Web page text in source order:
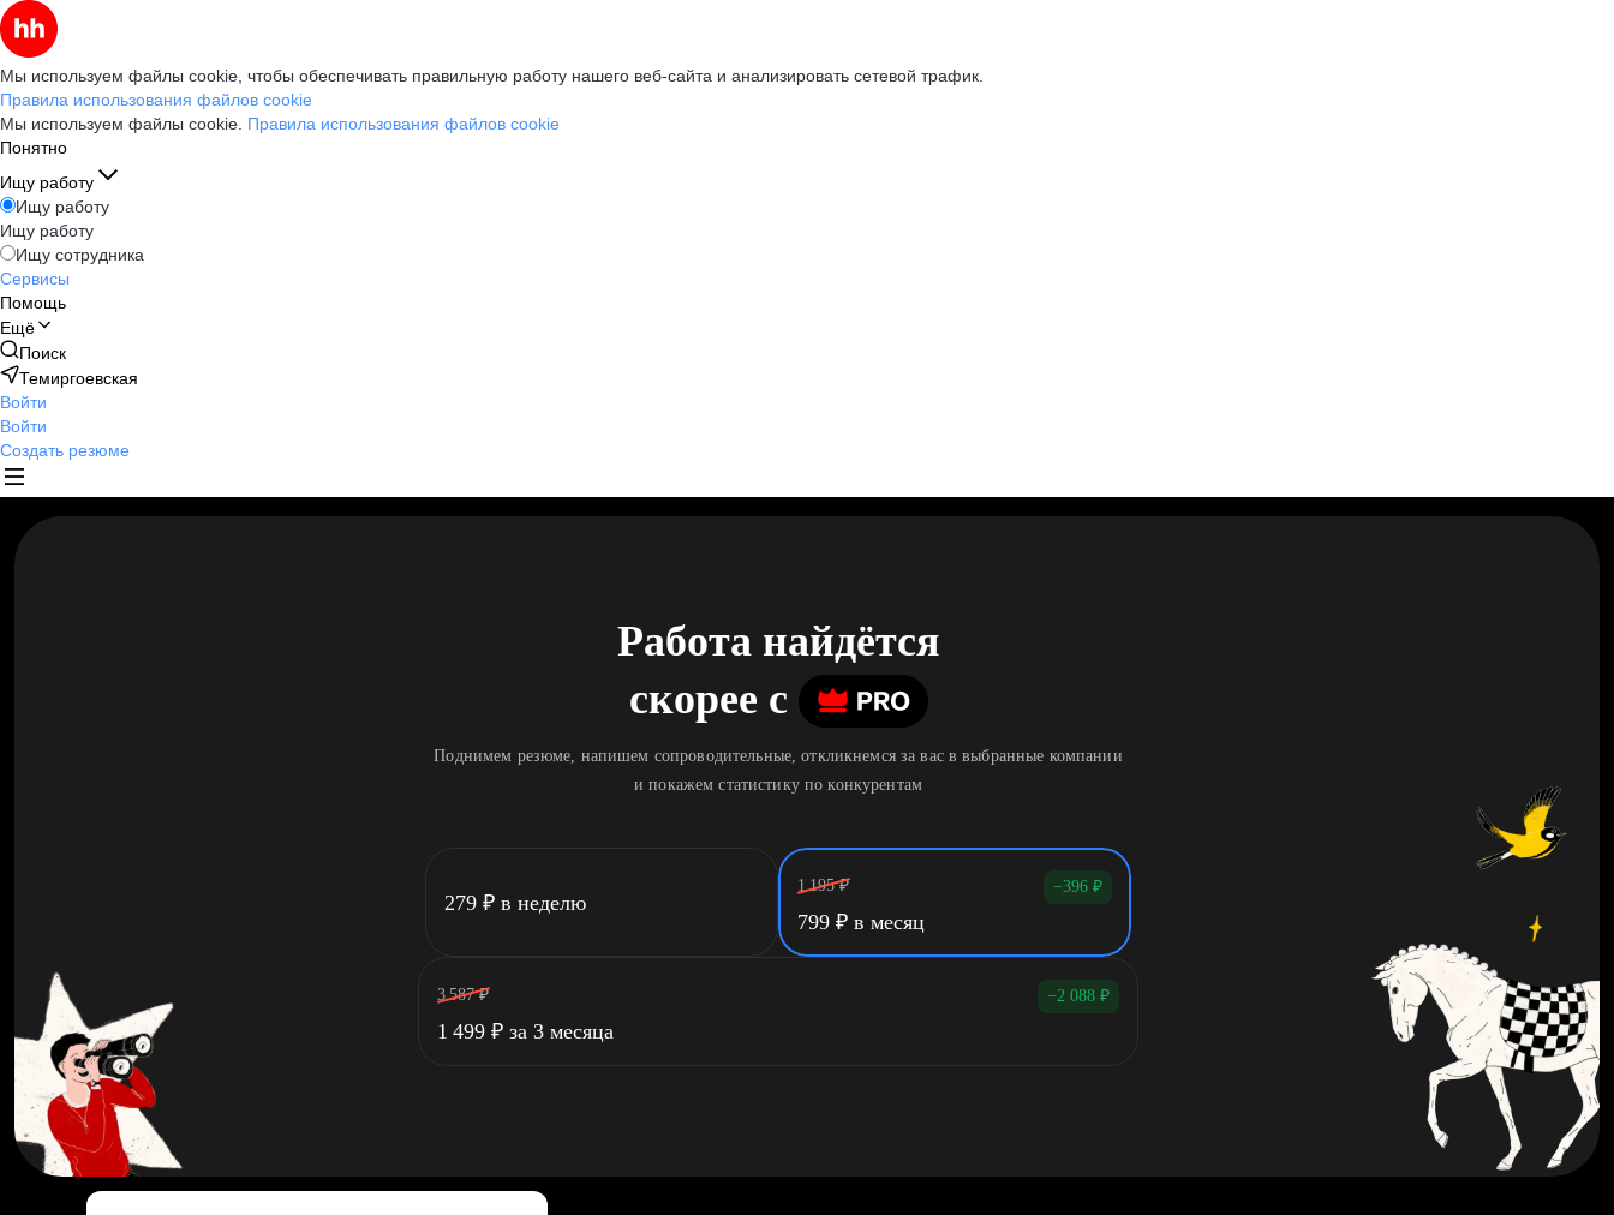
Мы используем файлы cookie, чтобы обеспечивать правильную работу нашего веб-сайта и анализировать сетевой трафик.
Правила использования файлов cookie
Мы используем файлы cookie. Правила использования файлов cookie
Понятно
Ищу работу
Ищу работу
Ищу работу
Ищу сотрудника
Сервисы
Помощь
Ещё
Поиск
Темиргоевская
Войти
Войти
Создать резюме
Работа найдётся
скорее c
Поднимем резюме, напишем сопроводительные, откликнемся за вас в выбранные компании
и покажем статистику по конкурентам
279 ₽ в неделю
1 195 ₽ −396 ₽
799 ₽ в месяц
3 587 ₽ −2 088 ₽
1 499 ₽ за 3 месяца